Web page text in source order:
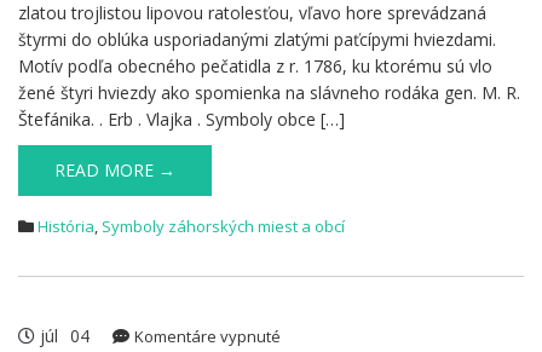
zlatou trojlistou lipovou ratolesťou, vľavo hore sprevádzaná
štyrmi do oblúka usporiadanými zlatými paťcípymi hviezdami.
Motív podľa obecného pečatidla z r. 1786, ku ktorému sú vlo
žené štyri hviezdy ako spomienka na slávneho rodáka gen. M. R.
Štefánika. . Erb . Vlajka . Symboly obce […]
READ MORE →
História, Symboly záhorských miest a obcí
júl 04 Komentáre vypnuté